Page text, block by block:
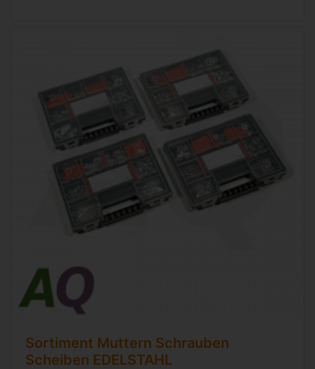
Sortiment Muttern Schrauben
Scheiben EDELSTAHL